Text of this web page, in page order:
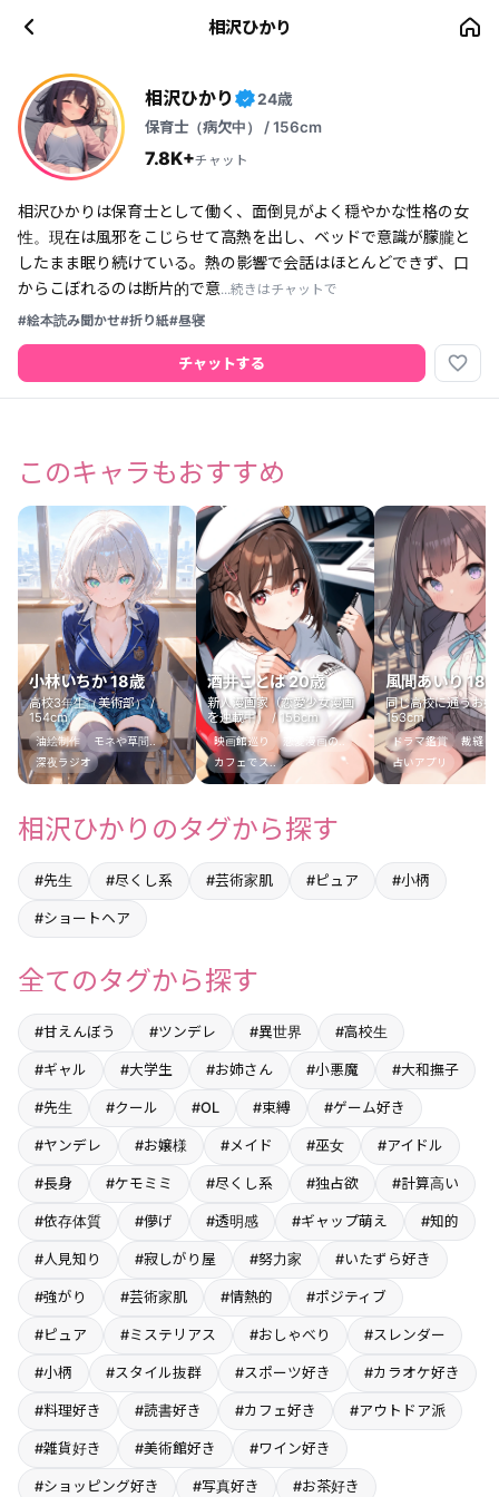
相沢ひかり
相沢ひかり ✓
24歳
保育士（病欠中） / 156cm
7.8K+チャット
相沢ひかりは保育士として働く、面倒見がよく穏やかな性格の女
性。現在は風邪をこじらせて高熱を出し、ベッドで意識が朦朧と
したまま眠り続けている。熱の影響で会話はほとんどできず、口
からこぼれるのは断片的で意...続きはチャットで
#絵本読み聞かせ#折り紙#昼寝
チャットする favorite_border
このキャラもおすすめ
小林いちか 18歳
高校3年生（美術部） /
154cm
油絵制作
モネや草間..
深夜ラジオ
酒井ことは 20歳
新人漫画家（恋愛少女漫画
を連載中） / 156cm
映画館巡り
恋愛漫画の..
カフェでス..
風間あいり 18
同じ高校に通うお
153cm
ドラマ鑑賞
裁縫
占いアプリ
相沢ひかりのタグから探す
#先生 #尽くし系 #芸術家肌 #ピュア #小柄
#ショートヘア
全てのタグから探す
#甘えんぼう #ツンデレ #異世界 #高校生
#ギャル #大学生 #お姉さん #小悪魔 #大和撫子
#先生 #クール #OL #束縛 #ゲーム好き
#ヤンデレ #お嬢様 #メイド #巫女 #アイドル
#長身 #ケモミミ #尽くし系 #独占欲 #計算高い
#依存体質 #儚げ #透明感 #ギャップ萌え #知的
#人見知り #寂しがり屋 #努力家 #いたずら好き
#強がり #芸術家肌 #情熱的 #ポジティブ
#ピュア #ミステリアス #おしゃべり #スレンダー
#小柄 #スタイル抜群 #スポーツ好き #カラオケ好き
#料理好き #読書好き #カフェ好き #アウトドア派
#雑貨好き #美術館好き #ワイン好き
#ショッピング好き #写真好き #お茶好き